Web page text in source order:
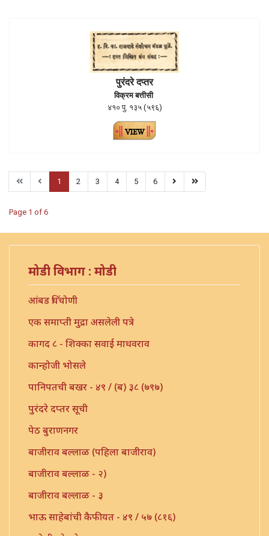
पुरंदरे दप्तर
विक्रम बत्तीसी
४१० पु. १३५ (५९६)
1 2 3 4 5 6
Page 1 of 6
मोडी विभाग : मोडी
आंबड चिंचोणी
एक समाप्ती मुद्रा असलेली पत्रे
कागद ८ - शिक्का सवाई माधवराव
कान्होजी भोसले
पानिपतची बखर - ४९ / (ब) ३८ (७९७)
पुरंदरे दप्तर सूची
पेठ बुराणनगर
बाजीराव बल्लाळ (पहिला बाजीराव)
बाजीराव बल्लाळ - २)
बाजीराव बल्लाळ - ३
भाऊ साहेबांची कैफीयत - ४९ / ५७ (८१६)